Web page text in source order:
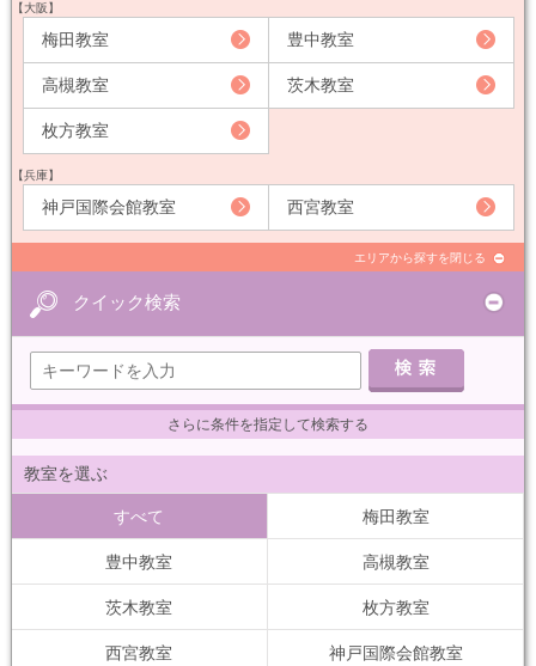
【大阪】
梅田教室 豊中教室
高槻教室 茨木教室
枚方教室
【兵庫】
神戸国際会館教室 西宮教室
エリアから探すを閉じる
クイック検索
さらに条件を指定して検索する
教室を選ぶ
すべて 梅田教室
豊中教室 高槻教室
茨木教室 枚方教室
西宮教室 神戸国際会館教室